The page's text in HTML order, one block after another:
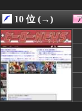
08/06 18:00
08/06 17:36
08/06 17:30
08/06 17:30
08/06 17:05
08/06 17:04
08/06 16:46
08/06 16:27
08/06 16:05
10 位 (→)